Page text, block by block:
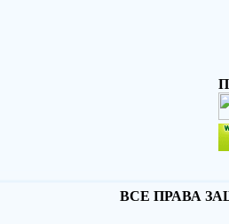
ВСЕ ПРАВА